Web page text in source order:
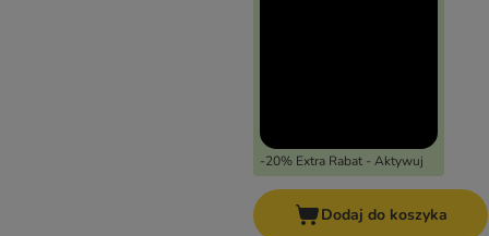
-20% Extra Rabat - Aktywuj
Dodaj do koszyka